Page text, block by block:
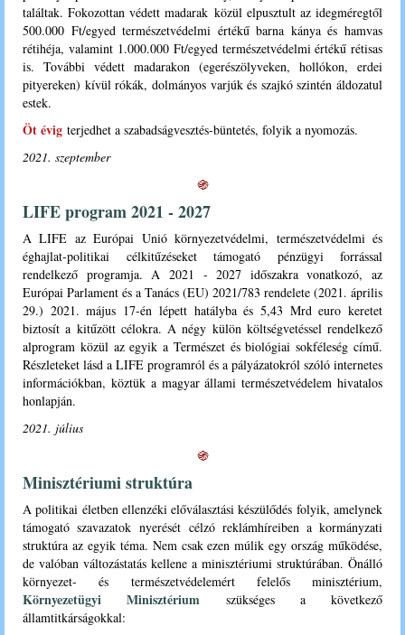
találtak. Fokozottan védett madarak közül elpusztult az idegméregtől
500.000 Ft/egyed természetvédelmi értékű barna kánya és hamvas
rétihéja, valamint 1.000.000 Ft/egyed természetvédelmi értékű rétisas
is. További védett madarakon (egerészölyveken, hollókon, erdei
pityereken) kívül rókák, dolmányos varjúk és szajkó szintén áldozatul
estek.
Öt évig terjedhet a szabadságvesztés-büntetés, folyik a nyomozás.
2021. szeptember
֍
LIFE program 2021 - 2027
A LIFE az Európai Unió környezetvédelmi, természetvédelmi és
éghajlat-politikai célkitűzéseket támogató pénzügyi forrással
rendelkező programja. A 2021 - 2027 időszakra vonatkozó, az
Európai Parlament és a Tanács (EU) 2021/783 rendelete (2021. április
29.) 2021. május 17-én lépett hatályba és 5,43 Mrd euro keretet
biztosít a kitűzött célokra. A négy külön költségvetéssel rendelkező
alprogram közül az egyik a Természet és biológiai sokféleség című.
Részleteket lásd a LIFE programról és a pályázatokról szóló internetes
információkban, köztük a magyar állami természetvédelem hivatalos
honlapján.
2021. július
֍
Minisztériumi struktúra
A politikai életben ellenzéki előválasztási készülődés folyik, amelynek
támogató szavazatok nyerését célzó reklámhíreiben a kormányzati
struktúra az egyik téma. Nem csak ezen múlik egy ország működése,
de valóban változástatás kellene a minisztériumi struktúrában. Önálló
környezet- és természetvédelemért felelős minisztérium,
Környezetügyi Minisztérium szükséges a következő
államtitkárságokkal: